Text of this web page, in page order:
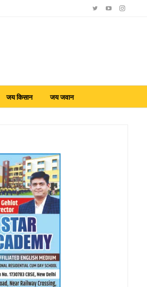
जय किसान जय जवान